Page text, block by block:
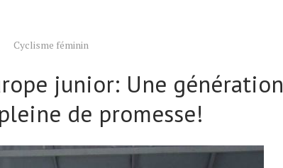
Cyclisme féminin
junior: Une génération
de promesse!